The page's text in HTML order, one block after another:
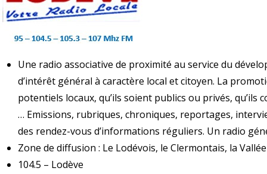
Une radio associative de proximité au service du
d’intérêt général à caractère local et citoyen. La
potentiels locaux, qu’ils soient publics ou privés, qu’ils
… Emissions, rubriques, chroniques, reportages,
des rendez-vous d’informations réguliers. Un radio
Zone de diffusion : Le Lodévois, le Clermontais, la
104.5 – Lodève